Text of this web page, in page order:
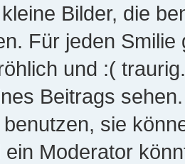
Bilder, die
Für jeden
und :(
Beitrags
sie
ein Moderator